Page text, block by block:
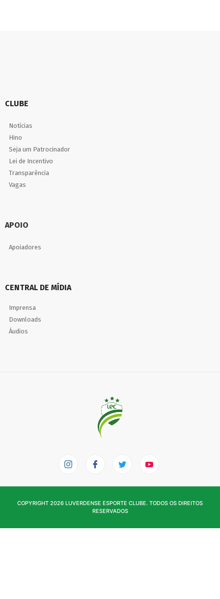
CLUBE
Notícias
Hino
Seja um Patrocinador
Lei de Incentivo
Transparência
Vagas
APOIO
Apoiadores
CENTRAL DE MÍDIA
Imprensa
Downloads
Áudios
COPYRIGHT 2026 LUVERDENSE ESPORTE CLUBE. TODOS OS DIREITOS
RESERVADOS